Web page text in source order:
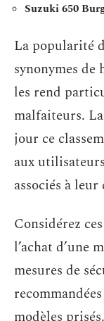
Suzuki 650
La popularité
synonymes
les rend
malfaiteurs.
jour ce
aux
associés à
Considérez
l’achat d’une
mesures de